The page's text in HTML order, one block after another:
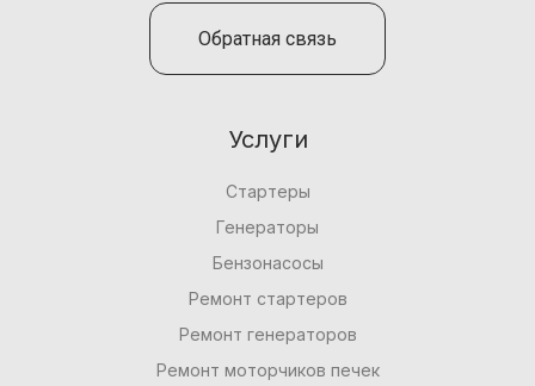
Обратная связь
Услуги
Стартеры
Генераторы
Бензонасосы
Ремонт стартеров
Ремонт генераторов
Ремонт моторчиков печек